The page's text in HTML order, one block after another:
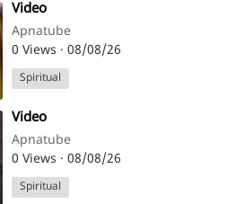
⁣Video
Apnatube
0 Views · 08/08/26
Spiritual
⁣Video
Apnatube
0 Views · 08/08/26
Spiritual